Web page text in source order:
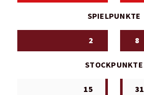
SPIELPUNKTE
2 8
STOCKPUNKTE
15 31